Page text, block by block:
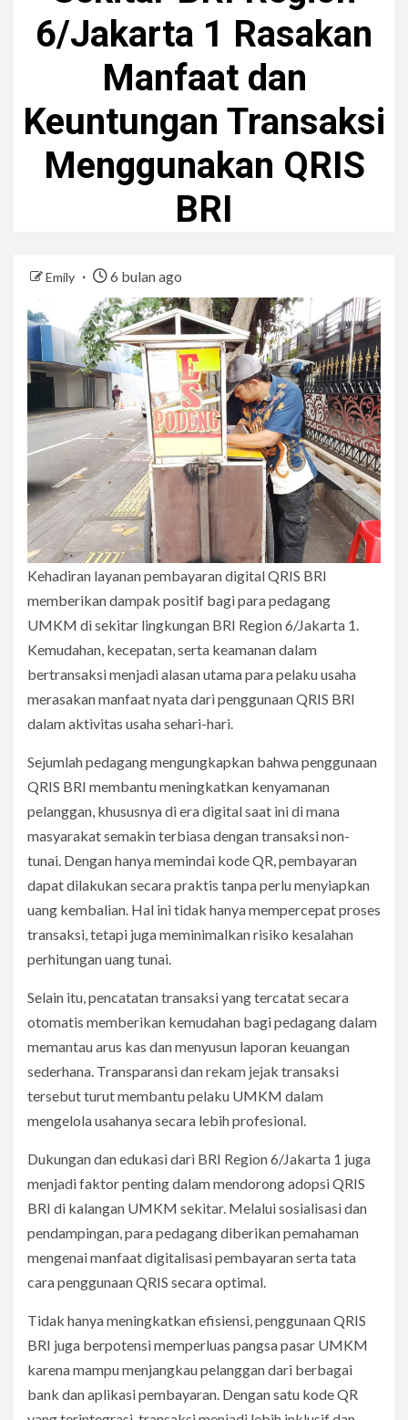
6/Jakarta 1 Rasakan
Manfaat dan
Keuntungan Transaksi
Menggunakan QRIS
BRI
Emily 6 bulan ago
Kehadiran layanan pembayaran digital QRIS BRI
memberikan dampak positif bagi para pedagang
UMKM di sekitar lingkungan BRI Region 6/Jakarta 1.
Kemudahan, kecepatan, serta keamanan dalam
bertransaksi menjadi alasan utama para pelaku usaha
merasakan manfaat nyata dari penggunaan QRIS BRI
dalam aktivitas usaha sehari-hari.
Sejumlah pedagang mengungkapkan bahwa penggunaan
QRIS BRI membantu meningkatkan kenyamanan
pelanggan, khususnya di era digital saat ini di mana
masyarakat semakin terbiasa dengan transaksi non-
tunai. Dengan hanya memindai kode QR, pembayaran
dapat dilakukan secara praktis tanpa perlu menyiapkan
uang kembalian. Hal ini tidak hanya mempercepat proses
transaksi, tetapi juga meminimalkan risiko kesalahan
perhitungan uang tunai.
Selain itu, pencatatan transaksi yang tercatat secara
otomatis memberikan kemudahan bagi pedagang dalam
memantau arus kas dan menyusun laporan keuangan
sederhana. Transparansi dan rekam jejak transaksi
tersebut turut membantu pelaku UMKM dalam
mengelola usahanya secara lebih profesional.
Dukungan dan edukasi dari BRI Region 6/Jakarta 1 juga
menjadi faktor penting dalam mendorong adopsi QRIS
BRI di kalangan UMKM sekitar. Melalui sosialisasi dan
pendampingan, para pedagang diberikan pemahaman
mengenai manfaat digitalisasi pembayaran serta tata
cara penggunaan QRIS secara optimal.
Tidak hanya meningkatkan efisiensi, penggunaan QRIS
BRI juga berpotensi memperluas pangsa pasar UMKM
karena mampu menjangkau pelanggan dari berbagai
bank dan aplikasi pembayaran. Dengan satu kode QR